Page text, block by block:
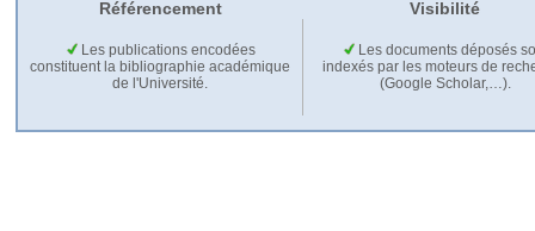
Référencement Visibilité
Les publications encodées
constituent la bibliographie académique
de l'Université.
Les documents déposés
indexés par les moteurs de
(Google Scholar,…).